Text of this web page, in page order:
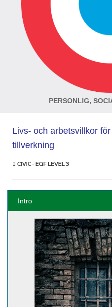
PERSONLIG,
Livs- och arbetsvillkor
tillverkning
CIVIC - EQF LEVEL 3
Intro